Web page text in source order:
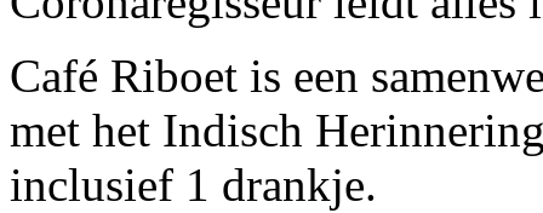
Café Riboet is een
met het Indisch
inclusief 1 drankje.